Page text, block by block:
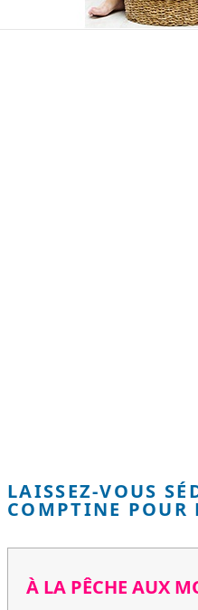
LAISSEZ-VOUS
COMPTINE POUR
À LA PÊCHE AUX